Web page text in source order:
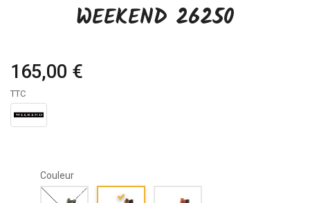
WEEKEND 26250
165,00 €
TTC
Couleur